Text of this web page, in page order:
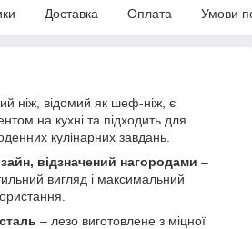
Доставка Оплата Умови
ніж, відомий як шеф-ніж, є
на кухні та підходить для
кулінарних завдань.
відзначений нагородами –
вигляд і максимальний
– лезо виготовлене з міцної